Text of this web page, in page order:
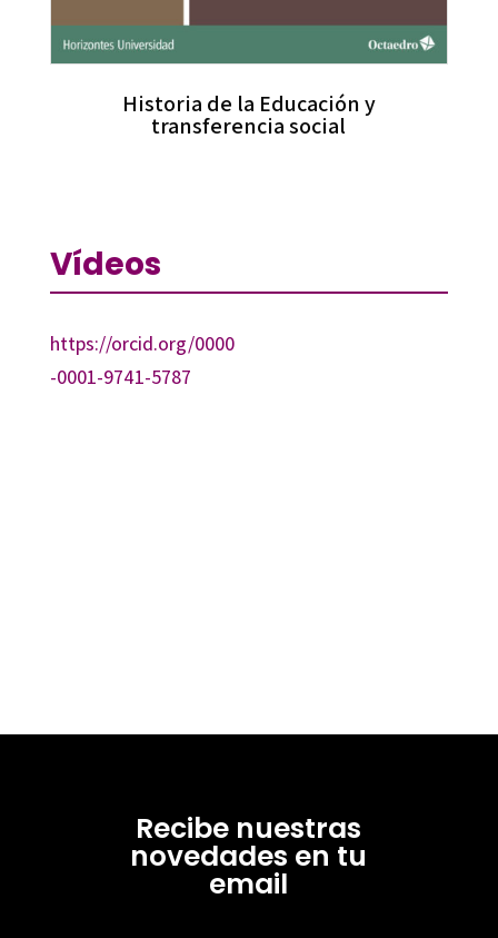
Historia de la Educación y
transferencia social
Vídeos
https://orcid.org/0000
-0001-9741-5787
Recibe nuestras
novedades en tu
email